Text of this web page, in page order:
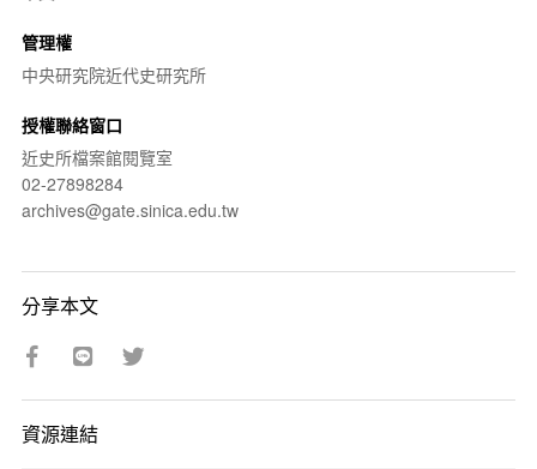
管理權
中央研究院近代史研究所
授權聯絡窗口
近史所檔案館閱覽室
02-27898284
archives@gate.sinica.edu.tw
分享本文
資源連結